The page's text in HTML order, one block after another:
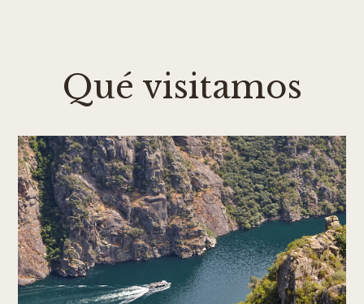
Qué visitamos